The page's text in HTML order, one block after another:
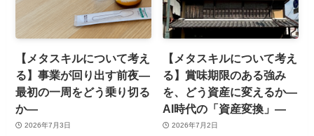
【メタスキルについて考え
る】事業が回り出す前夜—
最初の一周をどう乗り切る
か—
2026年7月3日
【メタスキルについて考え
る】賞味期限のある強み
を、どう資産に変えるか—
AI時代の「資産変換」—
2026年7月2日